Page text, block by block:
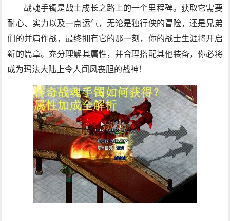
战魂手镯是战士成长之路上的一个里程碑。获取它需要
耐心、实力以及一点运气，无论是独行侠的冒险，还是兄弟
们的并肩作战，最终拥有它的那一刻，你的战士生涯将开启
新的篇章。充分理解其属性，并合理搭配其他装备，你必将
成为玛法大陆上令人闻风丧胆的战神！